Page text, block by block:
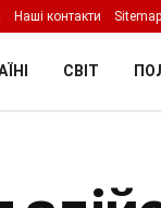
Наші контакти Sitemap
СВІТ